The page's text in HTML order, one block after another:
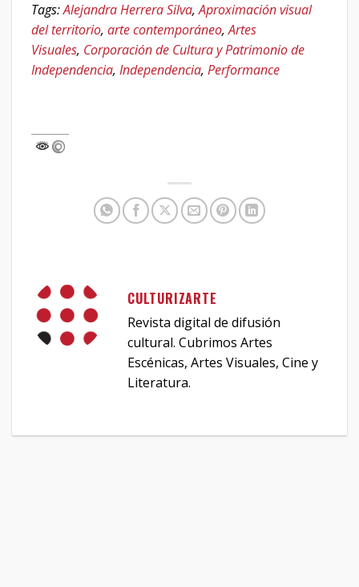
Tags:Alejandra Herrera Silva,Aproximación visual
del territorio, arte contemporáneo,Artes
Visuales, Corporación de Cultura y Patrimonio de
Independencia, Independencia, Performance
CULTURIZARTE
Revista digital de difusión
cultural. Cubrimos Artes
Escénicas, Artes Visuales, Cine y
Literatura.